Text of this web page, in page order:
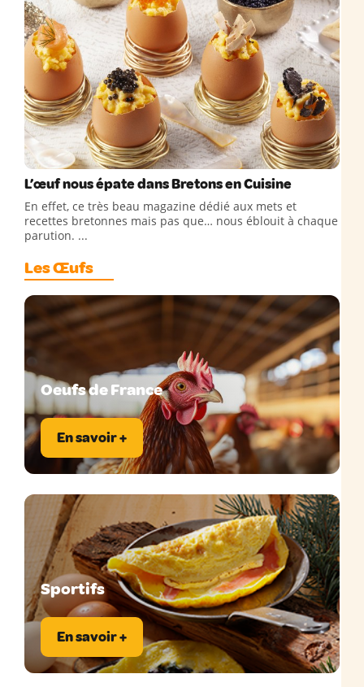
L’œuf nous épate dans Bretons en Cuisine
En effet, ce très beau magazine dédié aux mets et
recettes bretonnes mais pas que… nous éblouit à chaque
parution. ...
Les Œufs
Oeufs de France
En savoir +
Sportifs
En savoir +